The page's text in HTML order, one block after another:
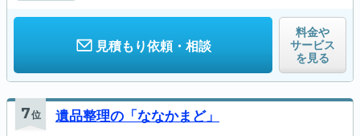
見積もり依頼・相談
料金や
サービス
を見る
7位 遺品整理の「ななかまど」